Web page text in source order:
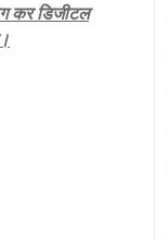
कर डिजीटल